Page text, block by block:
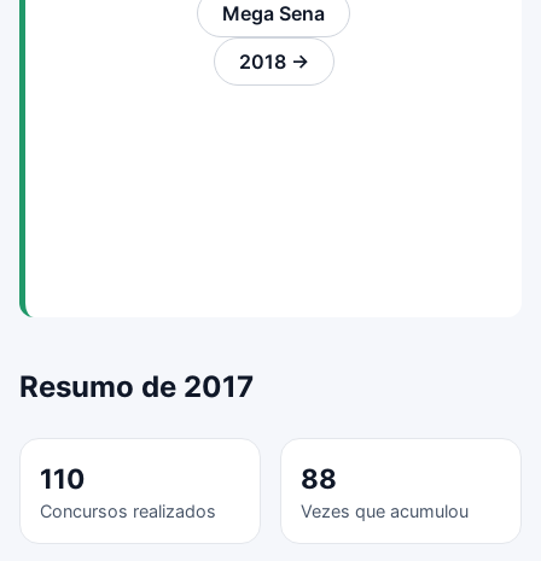
Mega Sena
2018 →
Resumo de 2017
110
Concursos realizados
88
Vezes que acumulou